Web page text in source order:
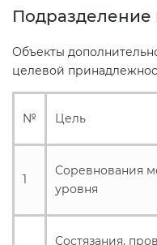
Подразделение
Объекты
целевой
№ Цель
1
Соревнования
уровня
Состязания,